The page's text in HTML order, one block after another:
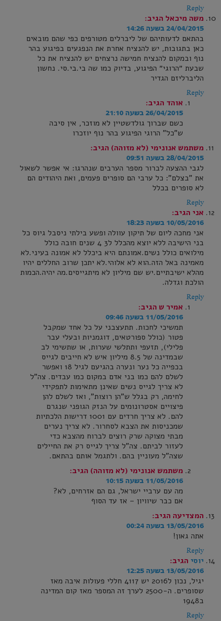
Reply
משה מיכאל הגיב:
24/04/2015 בשעה 14:26
בהתאם לדעותיהם של ליברלים מטורפים כפי שהם מובאים
כאן בתגובות, יש להנציח אחרת את הנפגעים בפיגוע בהר
נוף ובמקום להנציח חמישה נרצחים יש להנציח את כל
שבעת ״הרוגי״ הפיגוע, בדיוק כמו שה בי.בי.סי. נחשון
הליברליזם הגדיר
Reply
אוהד הגיב:
26/04/2015 בשעה 21:10
כשם שברוך גולדשטיין לא מוזכר, אין סיבה
ש"כל" הרוגי הפיגוע בהר נוף יוזכרו
משתמש אנונימי (לא מזוהה) הגיב:
28/04/2015 בשעה 09:51
לגבי ההצעה לברור מספר הערבים שנהרגו: אי אפשר לשאול
את "בצלם": כל ערבי הם סופרים פעמים, ואת היהודים הם
לא סופרים בכלל
Reply
אני הגיב:
10/05/2016 בשעה 18:23
אני מחכה ליום של תיקון עוולה ופשע בילתי ניסבל גיוס כל
בני הישיבה ללא יוצא מהכלל ל3 4 שנים חובה כולל
מילואים כולל נשים.אמונתם היא ביכלל לא אמונה בעיני.לא
מאמינה באל הזה.הוא לא אלוהי.לא יתכן שרוב החללים יהיו
מהלא ישיבתיים.יש שם מיליון לא מיתגייסים.מה יהיה.הכמות
הולכת וגדלה.
Reply
אמיר ש הגיב:
11/05/2016 בשעה 09:46
תמשיכי לחכות. תתעצבני על כל אחד שמקבל
פטור (כולל ספורטאים, דוגמניות ובעלי עבר
פלילי), תזעפי ותתלשי שערות, או שתשימי לב
שבמדינה של 8.5 מיליון איש לא חייבים לגייס
בכפייה כל נער ונערה בהגיעם לגיל 18 ואפשר
לשלם להם כמו בני אדם במקום כמו עבדים. צה"ל
לא צריך לגייס נשים שאינן מתאימות לתפקידי
לחימה, רק בגלל ש"הן רוצות", ואז לשלם להן
פיצויים אסטרונומים על הנזק הגופני שנגרם
להם. לא צריך חרדים עם 1001 דרישות הלכתיות
שמכניסות את הצבא לסחרור. לא צריך נערים
מבתי מצוקה שרק רוצים לברוח מהצבא כדי
לעזור לביתם. צה"ל צריך לגייס רק את החיילים
שצה"ל מעוניין בהם. ולתגמל אותם בהתאם.
משתמש אנונימי (לא מזוהה) הגיב:
11/05/2016 בשעה 10:15
מה עם ערביי ישראל, גם הם אזרחים, לא?
אם כבר שיוויון – אז עד הסוף
המצדיעה הגיב:
13/05/2016 בשעה 00:24
אתה גאון!
Reply
יוסי הגיב:
13/05/2016 בשעה 12:25
יגיל, נכון ל2016 יש 4117 חללי פעולות איבה מאז
שסופרים. ה-2500 לערך זה המספר מאז קום המדינה
ב1948
Reply